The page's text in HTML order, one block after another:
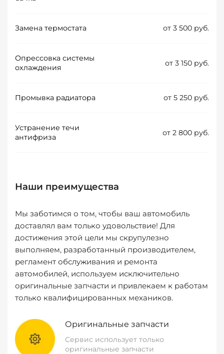
Замена термостата от 3 500 руб.
Опрессовка системы
охлаждения
от 3 150 руб.
Промывка радиатора от 5 250 руб.
Устранение течи
антифриза
от 2 800 руб.
Наши преимущества
Мы заботимся о том, чтобы ваш автомобиль
доставлял вам только удовольствие! Для
достижения этой цели мы скрупулезно
выполняем, разработанный производителем,
регламент обслуживания и ремонта
автомобилей, используем исключительно
оригинальные запчасти и привлекаем к работам
только квалифицированных механиков.
Оригинальные запчасти
Сервис использует только
оригинальные запчасти